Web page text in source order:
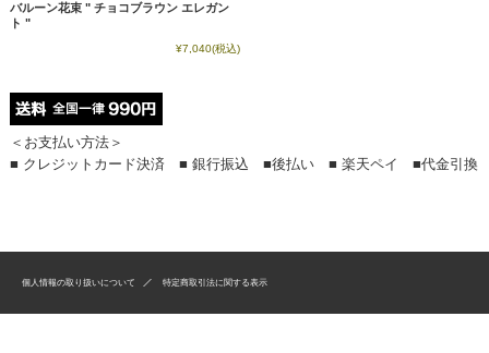
バルーン花束 " チョコブラウン エレガン
ト "
¥7,040(税込)
＜お支払い方法＞
■ クレジットカード決済 ■ 銀行振込 ■後払い ■ 楽天ペイ ■代金引換
個人情報の取り扱いについて 特定商取引法に関する表示